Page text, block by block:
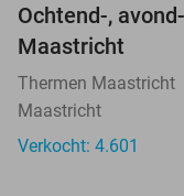
Ochtend-,
Maastricht
Thermen Maastricht
Maastricht
Verkocht: 4.601